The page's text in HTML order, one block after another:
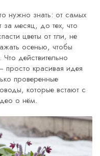
нужно знать: от самых
за месяц, до тех, что
цветы от тли, не
осенью, чтобы
действительно
просто красивая идея
проверенные
которые встают с
о нём.